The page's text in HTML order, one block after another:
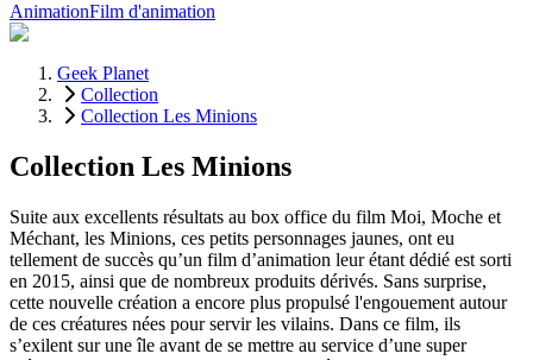
AnimationFilm d'animation
Geek Planet
Collection
Collection Les Minions
Collection Les Minions
Suite aux excellents résultats au box office du film Moi, Moche et
Méchant, les Minions, ces petits personnages jaunes, ont eu
tellement de succès qu’un film d’animation leur étant dédié est sorti
en 2015, ainsi que de nombreux produits dérivés. Sans surprise,
cette nouvelle création a encore plus propulsé l'engouement autour
de ces créatures nées pour servir les vilains. Dans ce film, ils
s’exilent sur une île avant de se mettre au service d’une super